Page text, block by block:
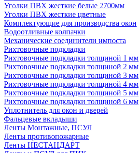
Уголки ПВХ жесткие белые 2700мм
Уголки ПВХ жесткие цветные
Комплектующие для производства окон
Водоотливные колпачки
Механические соединители импоста
Рихтовочные подкладки
Рихтовочные подкладки толщиной 1 мм
Рихтовочные подкладки толщиной 2 мм
Рихтовочные подкладки толщиной 3 мм
Рихтовочные подкладки толщиной 4 мм
Рихтовочные подкладки толщиной 5 мм
Рихтовочные подкладки толщиной 6 мм
Уплотнитель для окон и дверей
Фальцевые вкладыши
Ленты Монтажные, ПСУЛ
Ленты противопожарные
Ленты НЕСТАНДАРТ